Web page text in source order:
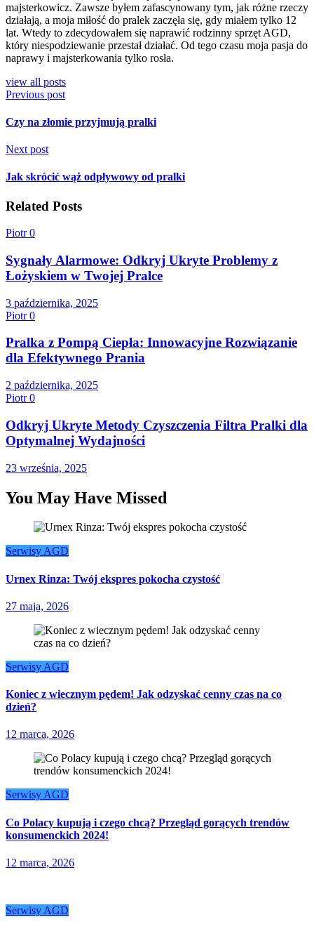
majsterkowicz. Zawsze byłem zafascynowany tym, jak różne rzeczy
działają, a moja miłość do pralek zaczęła się, gdy miałem tylko 12
lat. Wtedy to zdecydowałem się naprawić rodzinny sprzęt AGD,
który niespodziewanie przestał działać. Od tego czasu moja pasja do
naprawy i majsterkowania tylko rosła.
view all posts
Previous post
Czy na złomie przyjmują pralki
Next post
Jak skrócić wąż odpływowy od pralki
Related Posts
Piotr0
Sygnały Alarmowe: Odkryj Ukryte Problemy z
Łożyskiem w Twojej Pralce
3 października, 2025
Piotr0
Pralka z Pompą Ciepła: Innowacyjne Rozwiązanie
dla Efektywnego Prania
2 października, 2025
Piotr0
Odkryj Ukryte Metody Czyszczenia Filtra Pralki dla
Optymalnej Wydajności
23 września, 2025
You May Have Missed
Serwisy AGD
Urnex Rinza: Twój ekspres pokocha czystość
27 maja, 2026
Serwisy AGD
Koniec z wiecznym pędem! Jak odzyskać cenny czas na co
dzień?
12 marca, 2026
Serwisy AGD
Co Polacy kupują i czego chcą? Przegląd gorących trendów
konsumenckich 2024!
12 marca, 2026
Serwisy AGD